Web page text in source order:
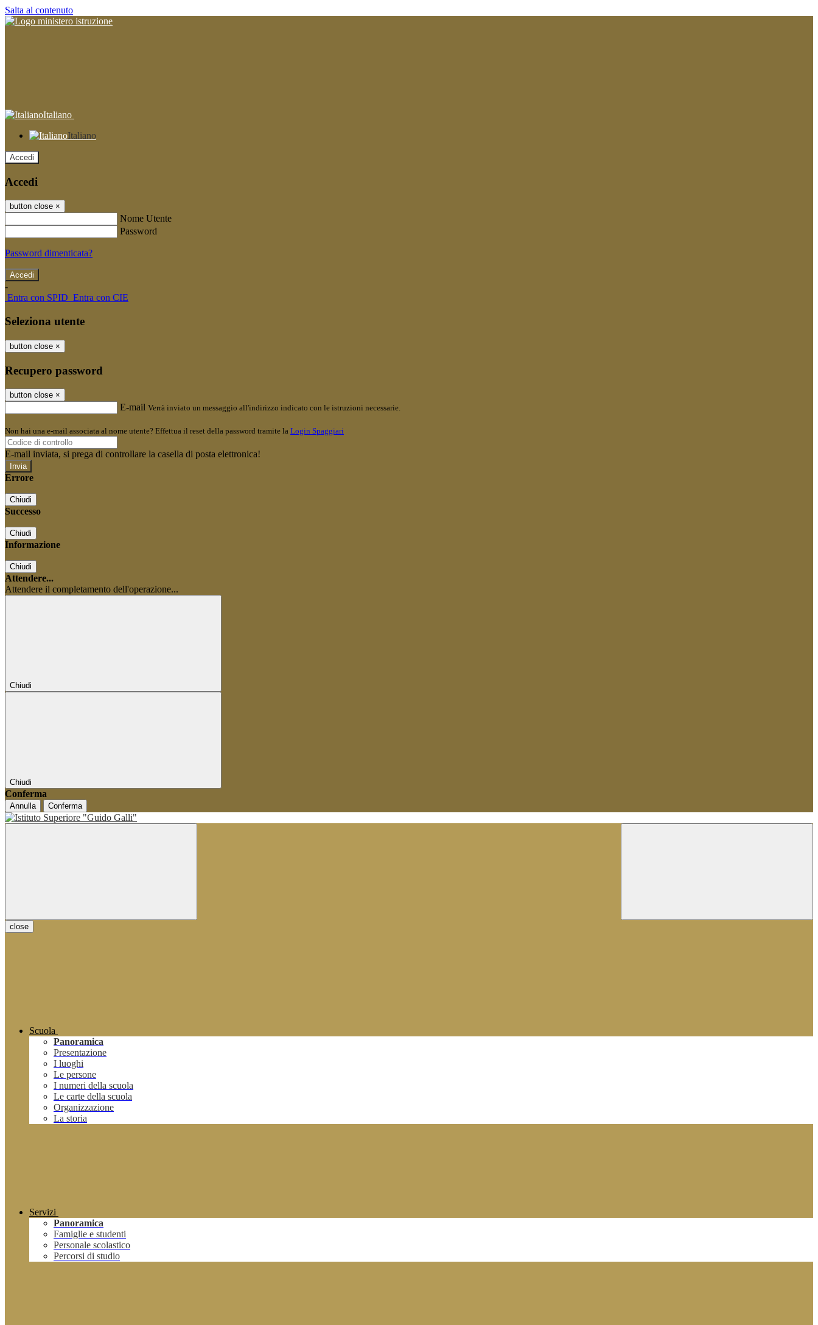
Salta al contenuto
Italiano
Italiano
Accedi
Accedi
button close ×
Nome Utente
Password
Password dimenticata?
-
Entra con SPID Entra con CIE
Seleziona utente
button close ×
Recupero password
button close ×
E-mail Verrà inviato un messaggio all'indirizzo indicato con le istruzioni necessarie.
Non hai una e-mail associata al nome utente? Effettua il reset della password tramite la Login Spaggiari
E-mail inviata, si prega di controllare la casella di posta elettronica!
Errore
Chiudi
Successo
Chiudi
Informazione
Chiudi
Attendere...
Attendere il completamento dell'operazione...
Chiudi
Chiudi
Conferma
Annulla Conferma
close
Scuola
Panoramica
Presentazione
I luoghi
Le persone
I numeri della scuola
Le carte della scuola
Organizzazione
La storia
Servizi
Panoramica
Famiglie e studenti
Personale scolastico
Percorsi di studio